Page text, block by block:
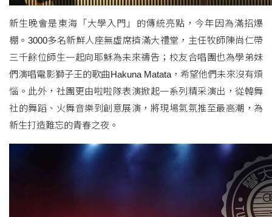
新生晚會是東海「大學入門」的傳統亮點，今年因為滿招爆
棚。3000多名新鮮人座無虛席擠滿大禮堂，主任牧師陳尚仁帶
三千餘位師生一起向耶穌為未來禱告；校友合唱團也為學弟妹
們演唱電影獅子王的歌曲Hakuna Matata，希望他們未來沒有煩
惱。此外，社團更由啦啦隊表演掀起一系列精采演出，從韓舞
社的舞蹈、火舞音樂到創意展演，將現場氣氛推至最高潮，為
新生打造難忘的青春之夜。